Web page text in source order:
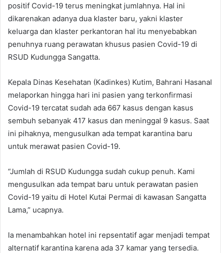
positif Covid-19 terus meningkat jumlahnya. Hal ini
dikarenakan adanya dua klaster baru, yakni klaster
keluarga dan klaster perkantoran hal itu menyebabkan
penuhnya ruang perawatan khusus pasien Covid-19 di
RSUD Kudungga Sangatta.
Kepala Dinas Kesehatan (Kadinkes) Kutim, Bahrani Hasanal
melaporkan hingga hari ini pasien yang terkonfirmasi
Covid-19 tercatat sudah ada 667 kasus dengan kasus
sembuh sebanyak 417 kasus dan meninggal 9 kasus. Saat
ini pihaknya, mengusulkan ada tempat karantina baru
untuk merawat pasien Covid-19.
“Jumlah di RSUD Kudungga sudah cukup penuh. Kami
mengusulkan ada tempat baru untuk perawatan pasien
Covid-19 yaitu di Hotel Kutai Permai di kawasan Sangatta
Lama,” ucapnya.
Ia menambahkan hotel ini repsentatif agar menjadi tempat
alternatif karantina karena ada 37 kamar yang tersedia.